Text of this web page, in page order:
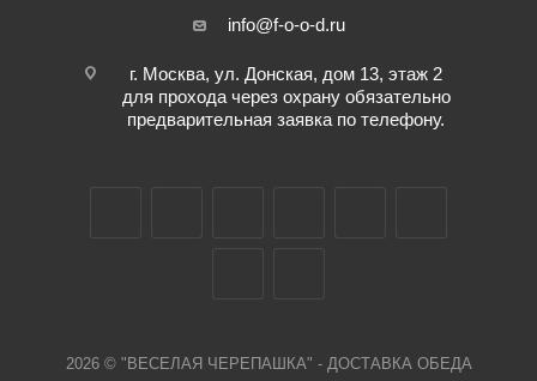
info@f-o-o-d.ru
г. Москва, ул. Донская, дом 13, этаж 2
для прохода через охрану обязательно
предварительная заявка по телефону.
2026 © "ВЕСЕЛАЯ ЧЕРЕПАШКА" - ДОСТАВКА ОБЕДА